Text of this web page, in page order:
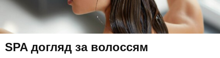
SPA догляд за волоссям